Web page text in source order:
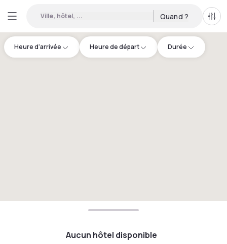
Ville, hôtel, ... Quand ?
Heure d'arrivée Heure de départ Durée
Aucun hôtel disponible